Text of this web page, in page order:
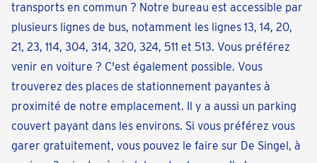
transports en commun ? Notre bureau est accessible par
plusieurs lignes de bus, notamment les lignes 13, 14, 20,
21, 23, 114, 304, 314, 320, 324, 511 et 513. Vous préférez
venir en voiture ? C'est également possible. Vous
trouverez des places de stationnement payantes à
proximité de notre emplacement. Il y a aussi un parking
couvert payant dans les environs. Si vous préférez vous
garer gratuitement, vous pouvez le faire sur De Singel, à